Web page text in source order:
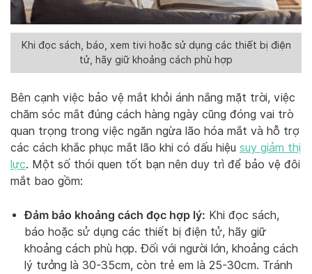
Khi đọc sách, báo, xem tivi hoặc sử dụng các thiết bị điện
tử, hãy giữ khoảng cách phù hợp
Bên cạnh việc bảo vệ mắt khỏi ánh nắng mặt trời, việc
chăm sóc mắt đúng cách hàng ngày cũng đóng vai trò
quan trọng trong việc ngăn ngừa lão hóa mắt và hỗ trợ
các cách khắc phục mắt lão khi có dấu hiệu suy giảm thị
lực. Một số thói quen tốt bạn nên duy trì để bảo vệ đôi
mắt bao gồm:
Đảm bảo khoảng cách đọc hợp lý: Khi đọc sách,
báo hoặc sử dụng các thiết bị điện tử, hãy giữ
khoảng cách phù hợp. Đối với người lớn, khoảng cách
lý tưởng là 30-35cm, còn trẻ em là 25-30cm. Tránh